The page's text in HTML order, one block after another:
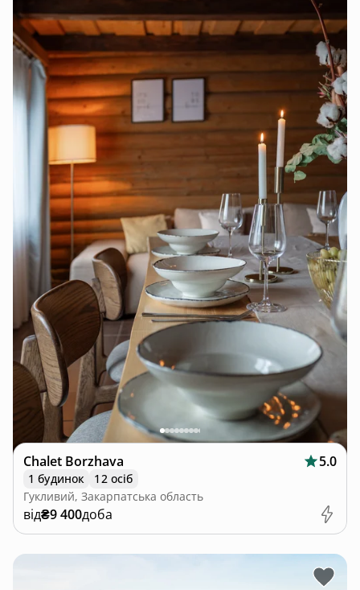
Chalet Borzhava 5.0
1 будинок
12 осіб
Гукливий, Закарпатська область
від₴9 400доба